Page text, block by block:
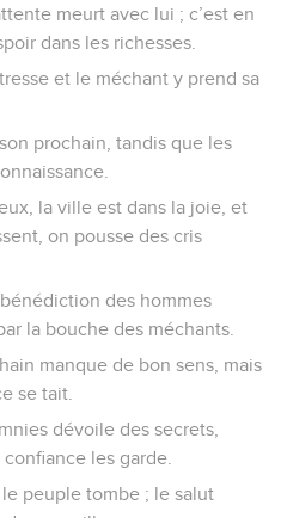
meurt avec lui ; c’est en
dans les richesses.
et le méchant y prend sa
prochain, tandis que les
la ville est dans la joie, et
on pousse des cris
des hommes
la bouche des méchants.
manque de bon sens, mais
se tait.
dévoile des secrets,
les garde.
peuple tombe ; le salut